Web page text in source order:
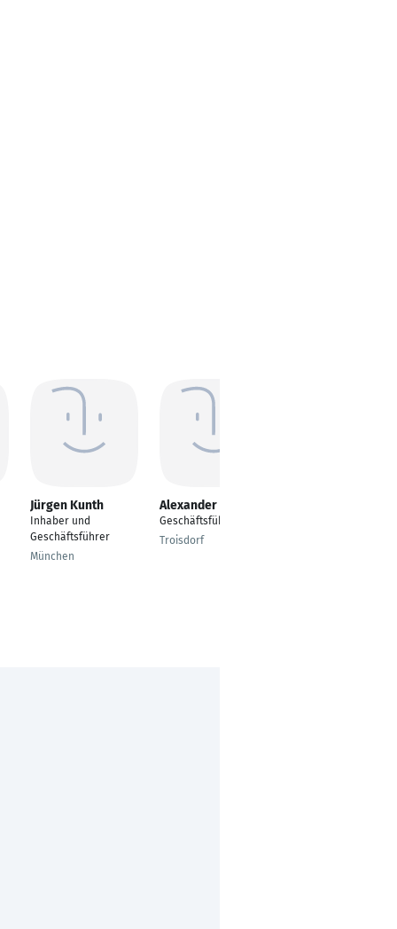
Jürgen Kunth
Inhaber und
Geschäftsführer
München
Alexander Glees
Geschäftsführer
Troisdorf